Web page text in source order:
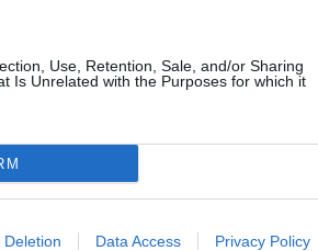
Use, Retention, Sale, and/or Sharing
Is Unrelated with the Purposes for which it
Deletion Data Access Privacy Policy
më në
FOTO/ Dua Lipa shfaq